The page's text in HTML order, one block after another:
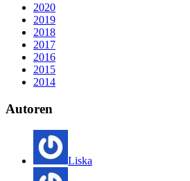
2020
2019
2018
2017
2016
2015
2014
Autoren
Liska